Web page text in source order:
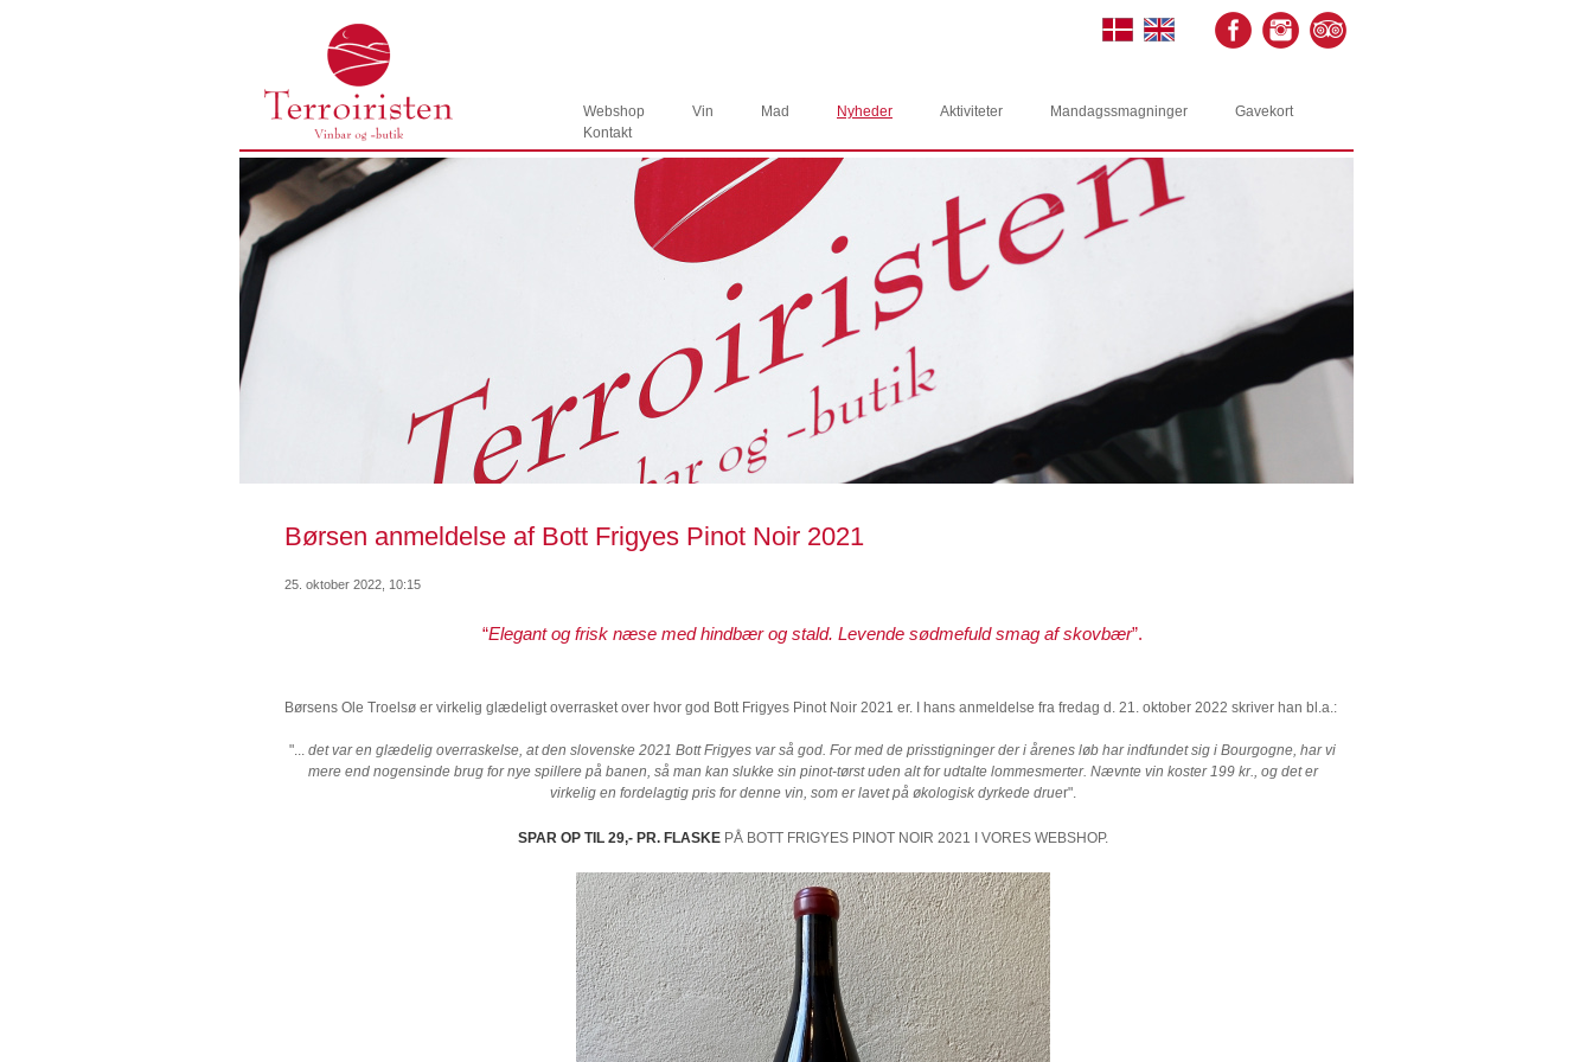
Webshop Vin Mad Nyheder Aktiviteter Mandagssmagninger
Gavekort
Kontakt
Børsen anmeldelse af Bott Frigyes Pinot Noir 2021
25. oktober 2022, 10:15
“Elegant og frisk næse med hindbær og stald. Levende sødmefuld smag af skovbær”.
Børsens Ole Troelsø er virkelig glædeligt overrasket over hvor god Bott Frigyes Pinot Noir 2021 er. I hans anmeldelse fra fredag d. 21. oktober 2022 skriver han bl.a.:
"...det var en glædelig overraskelse, at den slovenske 2021 Bott Frigyes var så god. For med de prisstigninger der i årenes løb har indfundet sig i Bourgogne, har vi
mere end nogensinde brug for nye spillere på banen, så man kan slukke sin pinot-tørst uden alt for udtalte lommesmerter. Nævnte vin koster 199 kr., og det er
virkelig en fordelagtig pris for denne vin, som er lavet på økologisk dyrkede druer".
SPAR OP TIL 29,- PR. FLASKEPÅ BOTT FRIGYES PINOT NOIR 2021 I VORES WEBSHOP.